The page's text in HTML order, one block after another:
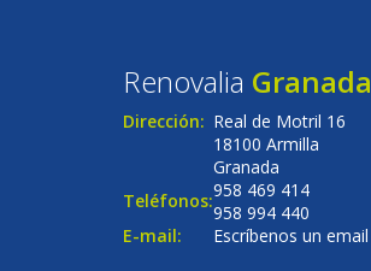
Renovalia Granada
Dirección: Real de Motril 16
18100 Armilla
Granada
Teléfonos:958 469 414
958 994 440
E-mail:
Escríbenos un email